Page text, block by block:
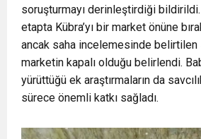
soruşturmayı derinleştirdiği
etapta Kübra’yı bir market önüne
ancak saha incelemesinde
marketin kapalı olduğu belirlendi.
yürüttüğü ek araştırmaların da
sürece önemli katkı sağladı.